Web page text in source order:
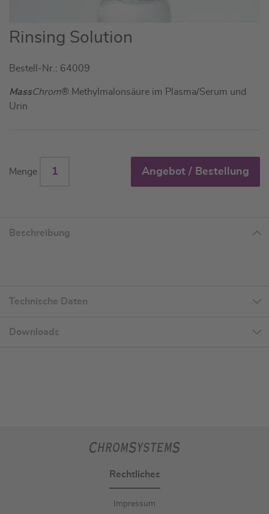
Zum
Anfang
Bildgalerie
springen
Rinsing Solution
Bestell-Nr.: 64009
MassChrom® Methylmalonsäure im Plasma/Serum und
Urin
Menge Angebot / Bestellung
Beschreibung
Technische Daten
Downloads
Rechtliches
Impressum